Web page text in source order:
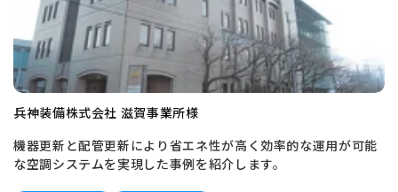
兵神装備株式会社 滋賀事業所様
機器更新と配管更新により省エネ性が高く効率的な運用が可能
な空調システムを実現した事例を紹介します。